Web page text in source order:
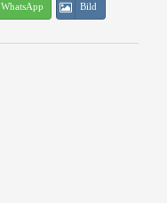
WhatsApp Bild